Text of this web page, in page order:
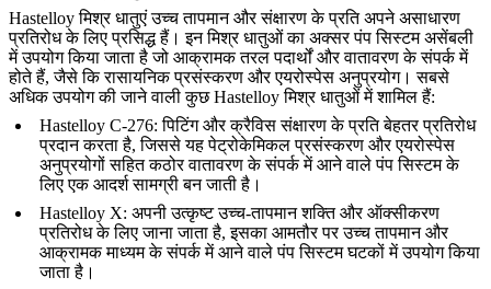
Hastelloy मिश्र धातुएंउच्च तापमान और संक्षारण के प्रति अपने असाधारण
प्रतिरोध के लिए प्रसिद्ध हैं। इन मिश्र धातुओं का अक्सर पंप सिस्टम असेंबली
में उपयोग किया जाता है जो आक्रामक तरल पदार्थों और वातावरण के संपर्क में
होते हैं, जैसे कि रासायनिक प्रसंस्करण और एयरोस्पेस अनुप्रयोग। सबसे
अधिक उपयोग की जाने वाली कुछ Hastelloy मिश्र धातुओं में शामिल हैं:
Hastelloy C-276: पिटिंग और क्रैविस संक्षारण के प्रति बेहतर प्रतिरोध
प्रदान करता है, जिससे यह पेट्रोकेमिकल प्रसंस्करण और एयरोस्पेस
अनुप्रयोगों सहित कठोर वातावरण के संपर्क में आने वाले पंप सिस्टम के
लिए एक आदर्श सामग्री बन जाती है।
Hastelloy X: अपनी उत्कृष्ट उच्च-तापमान शक्ति और ऑक्सीकरण
प्रतिरोध के लिए जाना जाता है, इसका आमतौर पर उच्च तापमान और
आक्रामक माध्यम के संपर्क में आने वाले पंप सिस्टम घटकों में उपयोग किया
जाता है।